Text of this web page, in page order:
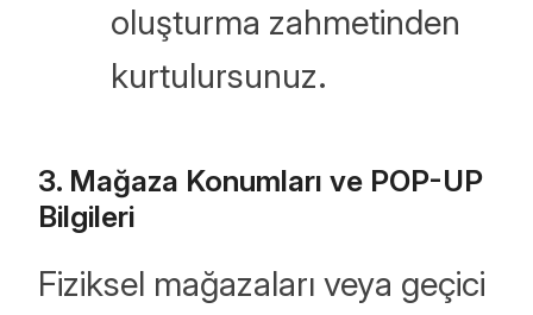
oluşturma zahmetinden
kurtulursunuz.
3. Mağaza Konumları ve POP-UP
Bilgileri
Fiziksel mağazaları veya geçici